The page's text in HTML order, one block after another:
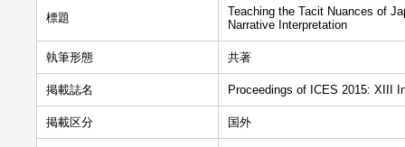
標題
Teaching the Tacit Nuances of
Narrative Interpretation
執筆形態 共著
掲載誌名 Proceedings of ICES 2015: XIII
掲載区分 国外